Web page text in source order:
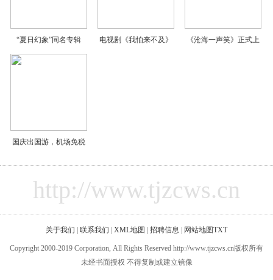
“夏日幻象”同名专辑 电视剧《我怕来不及》 《沧海一声笑》正式上
国庆出国游，机场免税
http://www.tjzcws.cn
关于我们 联系我们 XML地图 招聘信息 网站地图TXT
Copyright 2000-2019 Corporation, All Rights Reserved http://www.tjzcws.cn版权所有
未经书面授权 不得复制或建立镜像